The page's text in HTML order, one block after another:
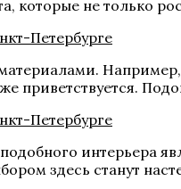
которые не только
интерьера
здесь станут